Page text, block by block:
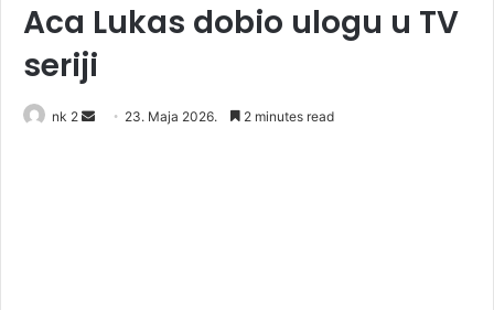
Aca Lukas dobio ulogu u TV
seriji
nk 2
Send 23. Maja 2026. 2 minutes read